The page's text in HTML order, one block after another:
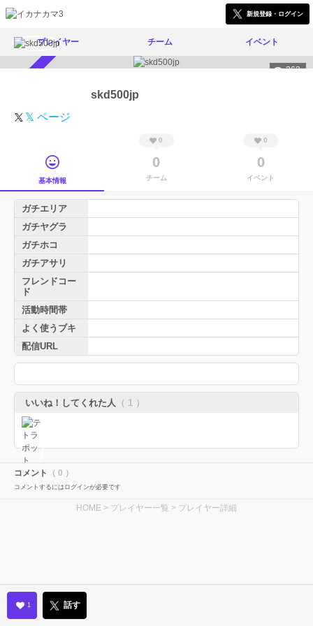
新規登録・ログイン
プレイヤー チーム イベント
263
skd500jp
𝕏 ページ
基本情報
0
0
チーム
0
0
イベント
ガチエリア
ガチヤグラ
ガチホコ
ガチアサリ
フレンドコー
ド
活動時間帯
よく使うブキ
配信URL
いいね！してくれた人 （ 1 ）
コメント （ 0 ）
コメントするにはログインが必要です
HOME > プレイヤー一覧 > プレイヤー詳細
1 話す